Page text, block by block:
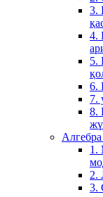
3.
4.
5.
6.
7.
8.
1.
2.
3.